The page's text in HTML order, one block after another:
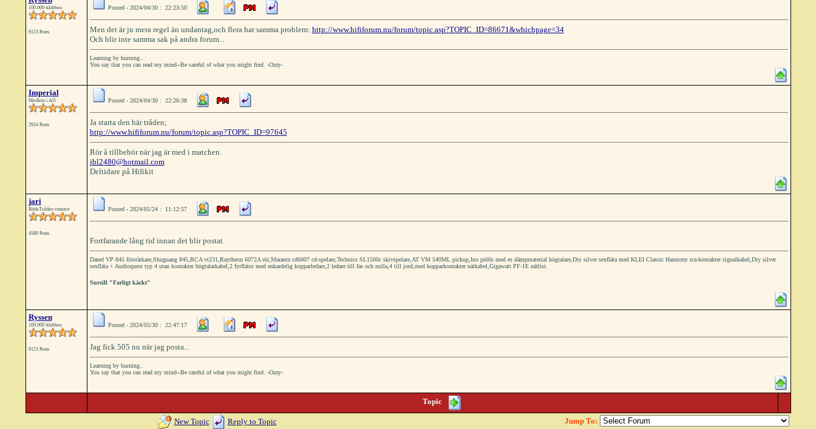
100.000-klubben
9123 Posts
Posted - 2024/04/30 : 22:23:50
Men det är ju mera regel än undantag,och flera har samma problem: http://www.hififorum.nu/forum/topic.asp?TOPIC_ID=86671&whichpage=34
Och blir inte samma sak på andra forum...
Learning by burning..
You say that you can read my mind--Be careful of what you might find. -Ozzy-
Imperial
Medlem i AÖ
2924 Posts
Posted - 2024/04/30 : 22:26:38
Ja starta den här tråden;
http://www.hififorum.nu/forum/topic.asp?TOPIC_ID=97645
Rör å tillbehör när jag är med i matchen.
jbl2480@hotmail.com
Deltidare på Hifikit
jari
RödaTråden vinnare
4589 Posts
Posted - 2024/05/24 : 11:12:57
Fortfarande lång tid innan det blir postat.
Dared VP 845 förstärkare,Shuguang 845,RCA vt231,Raytheon 6072A rör,Marantz cd6007 cd-spelare,Technics SL1500c skivspelare,AT VM 540ML pickup,Ino pi60s med es dämpmaterial högtalare,Diy silver sexfläta med KLEI Classic Harmony rca-kontakter signalkabel,Diy silver
sexfläta + Audioquest typ 4 utan kontakter högtalarkabel,2 fyrflätor med enkardelig kopparledare,2 ledare till fas och nolla,4 till jord,med kopparkontakter nätkabel,Gigawatt PF-1E nätlist.
Sursill "Farligt käckt"
Ryssen
100.000-klubben
9123 Posts
Posted - 2024/05/30 : 22:47:17
Jag fick 505 nu när jag posta...
Learning by burning..
You say that you can read my mind--Be careful of what you might find. -Ozzy-
Topic
New Topic Reply to Topic Jump To: